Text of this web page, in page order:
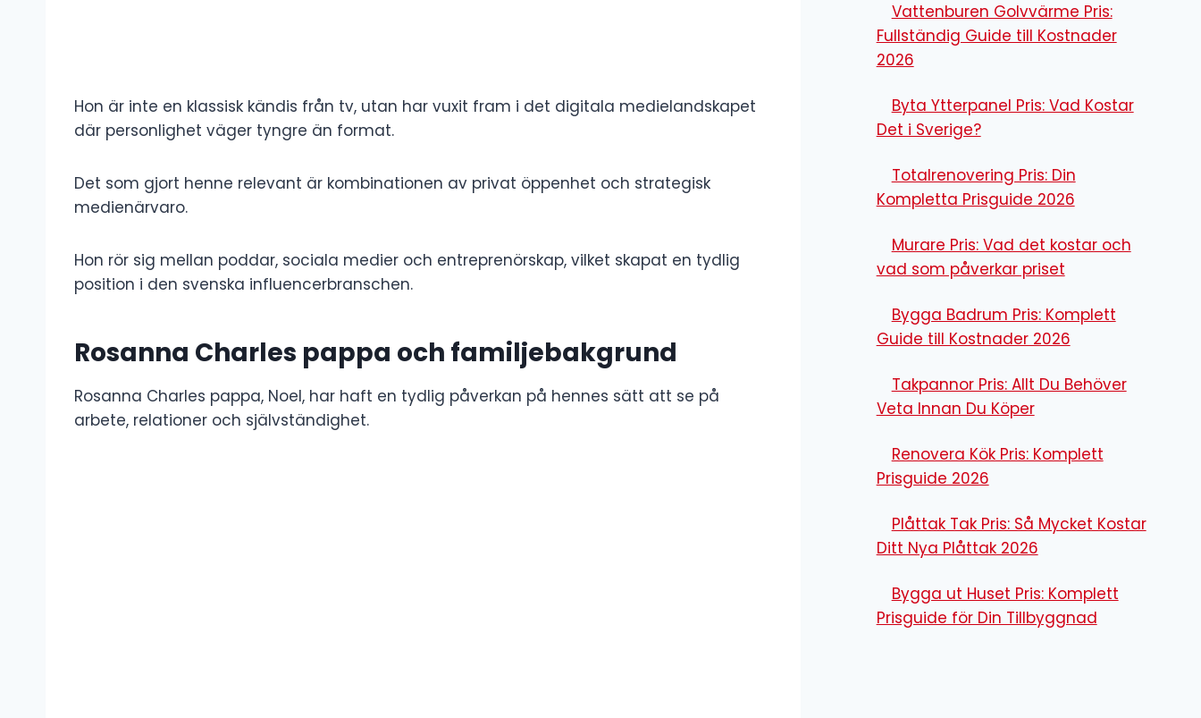
Hon är inte en klassisk kändis från tv, utan har vuxit fram i det digitala medielandskapet
där personlighet väger tyngre än format.
Det som gjort henne relevant är kombinationen av privat öppenhet och strategisk
medienärvaro.
Hon rör sig mellan poddar, sociala medier och entreprenörskap, vilket skapat en tydlig
position i den svenska influencerbranschen.
Rosanna Charles pappa och familjebakgrund
Rosanna Charles pappa, Noel, har haft en tydlig påverkan på hennes sätt att se på
arbete, relationer och självständighet.
Vattenburen Golvvärme Pris:
Fullständig Guide till Kostnader
2026
Byta Ytterpanel Pris: Vad Kostar
Det i Sverige?
Totalrenovering Pris: Din
Kompletta Prisguide 2026
Murare Pris: Vad det kostar och
vad som påverkar priset
Bygga Badrum Pris: Komplett
Guide till Kostnader 2026
Takpannor Pris: Allt Du Behöver
Veta Innan Du Köper
Renovera Kök Pris: Komplett
Prisguide 2026
Plåttak Tak Pris: Så Mycket Kostar
Ditt Nya Plåttak 2026
Bygga ut Huset Pris: Komplett
Prisguide för Din Tillbyggnad